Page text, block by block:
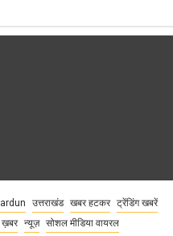
उत्तराखंड खबर हटकर ट्रेंडिंग खबरें
ख़बर न्यूज़ सोशल मीडिया वायरल